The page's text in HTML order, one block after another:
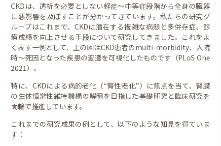
CKDは、透析を必要としない軽症～中等症段階から全身の臓器
に悪影響を及ぼすことが分かってきています。私たちの研究グ
ループはこれまで、CKDに潜在する複雑な病態と多併存症、診
療成績を向上させる手段について研究してきました。これをよ
く表す一例として、上の図はCKD患者のmulti-morbidity、入院
時～死因となった疾患の変遷を可視化したものです（PLoS One
2021）。
特に、CKDによる病的老化（“腎性老化”）に焦点を当て、腎臓
の生体恒常性維持機構の解明を目指した基礎研究と臨床研究を
両輪で推進しています。
これまでの研究成果の例として、以下のような知見を得ていま
す：